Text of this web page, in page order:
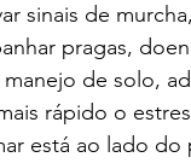
sinais de
pragas,
manejo de solo,
rápido o
está ao lado